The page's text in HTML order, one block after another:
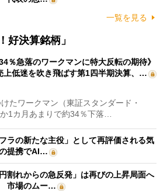
一覧を見る
好決算銘柄」
34％急落のワークマンに特大反転の期待》
上低迷を吹き飛ばす第1四半期決算、…
たワークマン（東証スタンダード・
1カ月あまりで約34％下落…
ラの新たな主役」として再評価される気
提携でAI…
割れからの急反発」は再びの上昇局面へ
市場のムー…